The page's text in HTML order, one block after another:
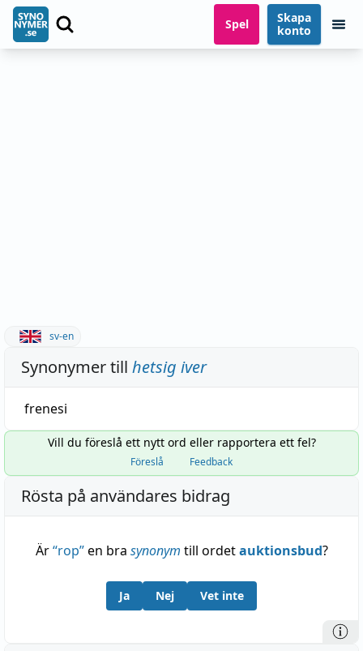
Spel
Skapa
konto
sv-en
Synonymer till hetsig iver
frenesi
Vill du föreslå ett nytt ord eller rapportera ett fel?
Föreslå Feedback
Rösta på användares bidrag
Är“rop”en bra synonym till ordetauktionsbud?
Ja Nej Vet inte